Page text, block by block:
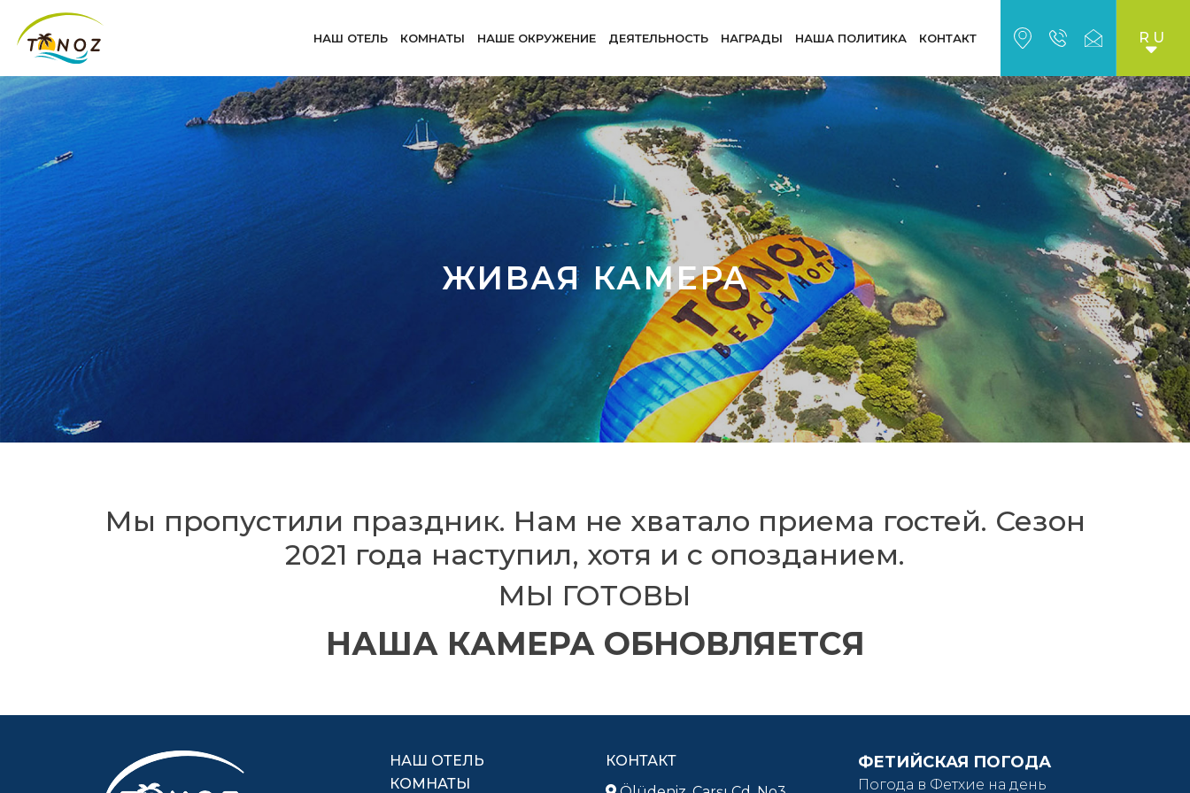
НАШ ОТЕЛЬ КОМНАТЫ НАШЕ ОКРУЖЕНИЕ ДЕЯТЕЛЬНОСТЬ НАГРАДЫ НАША ПОЛИТИКА КОНТАКТ RU
ЖИВАЯ КАМЕРА
Мы пропустили праздник. Нам не хватало приема гостей. Сезон
2021 года наступил, хотя и с опозданием.
МЫ ГОТОВЫ
НАША КАМЕРА ОБНОВЛЯЕТСЯ
НАШ ОТЕЛЬ
КОМНАТЫ
КОНТАКТ
ФЕТИЙСКАЯ ПОГОДА
Погода в Фетхие на день